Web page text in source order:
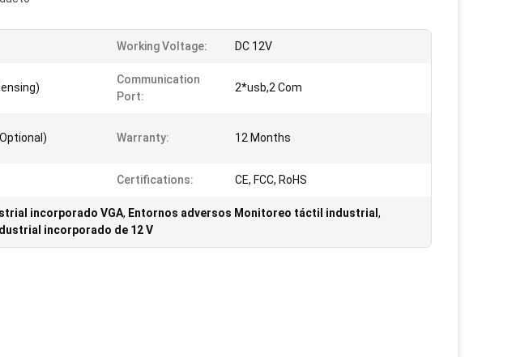
Working Voltage: DC 12V
Communication
Port:
2*usb,2 Com
Warranty: 12 Months
Certifications: CE, FCC, RoHS
incorporado VGA, Entornos adversos Monitoreo táctil industrial ,
incorporado de 12 V